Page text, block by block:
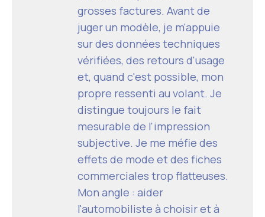
grosses factures. Avant de
juger un modèle, je m'appuie
sur des données techniques
vérifiées, des retours d'usage
et, quand c'est possible, mon
propre ressenti au volant. Je
distingue toujours le fait
mesurable de l'impression
subjective. Je me méfie des
effets de mode et des fiches
commerciales trop flatteuses.
Mon angle : aider
l'automobiliste à choisir et à